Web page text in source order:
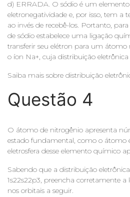
d) ERRADA. O sódio é um
eletronegatividade e, por isso, tem a
ao invés de recebê-los. Portanto,
de sódio estabelece uma ligação
transferir seu elétron para um átomo
o íon Na+, cuja distribuição eletrônica
Saiba mais sobre distribuição
Questão 4
O átomo de nitrogênio apresenta
estado fundamental, como o átomo
eletrosfera desse elemento químico
Sabendo que a distribuição
1s22s22p3, preencha corretamente a
nos orbitais a seguir.